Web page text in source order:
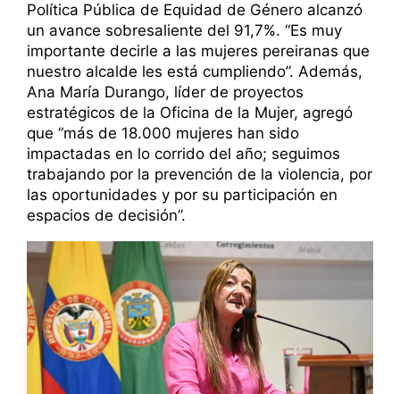
Política Pública de Equidad de Género alcanzó
un avance sobresaliente del 91,7%. “Es muy
importante decirle a las mujeres pereiranas que
nuestro alcalde les está cumpliendo”. Además,
Ana María Durango, líder de proyectos
estratégicos de la Oficina de la Mujer, agregó
que “más de 18.000 mujeres han sido
impactadas en lo corrido del año; seguimos
trabajando por la prevención de la violencia, por
las oportunidades y por su participación en
espacios de decisión”.